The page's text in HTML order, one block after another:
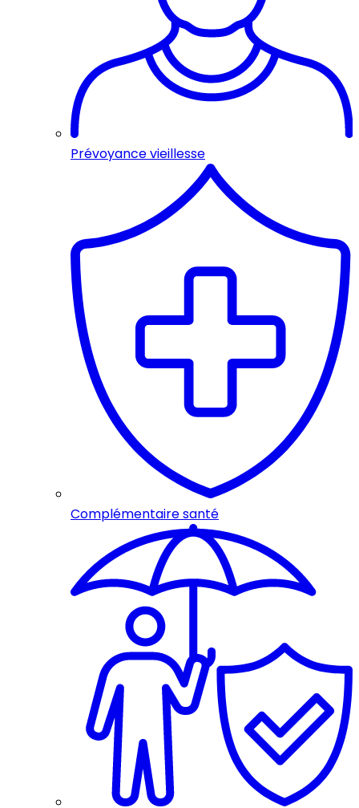
Prévoyance vieillesse
Complémentaire santé